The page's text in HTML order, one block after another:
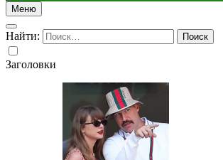
Меню
Найти:
Заголовки